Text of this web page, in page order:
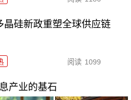
晶硅新政重塑全球供应链
阅读 1099
产业的基石